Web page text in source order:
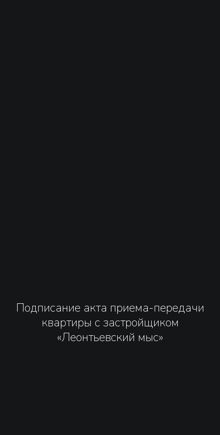
Подписание акта приема-передачи
квартиры с застройщиком
«Леонтьевский мыс»